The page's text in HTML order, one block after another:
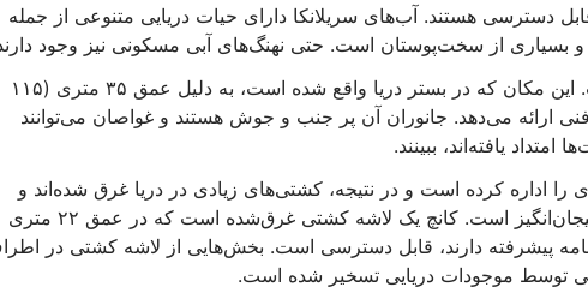
دسترسی هستند. آب‌های سریلانکا دارای حیات دریایی متنوعی از جمله
بسیاری از سخت‌پوستان است. حتی نهنگ‌های آبی مسکونی نیز وجود
باغ گورگونیان یک مکان غواصی بی‌نظیر است. این مکان که در بستر دریا واقع شده است، به دلیل عمق ۳۵ متری (۱۱۵
ارائه می‌دهد. جانوران آن پر جنب و جوش هستند و غواصان می‌توانند
یافته‌اند، ببینند.
را اداره کرده است و در نتیجه، کشتی‌های زیادی در دریا غرق شده‌اند و
هیجان‌انگیز است. کانچ یک لاشه کشتی غرق‌شده است که در عمق ۲۲ متری
پیشرفته دارند، قابل دسترسی است. بخش‌هایی از لاشه کشتی در
توسط موجودات دریایی تسخیر شده است.